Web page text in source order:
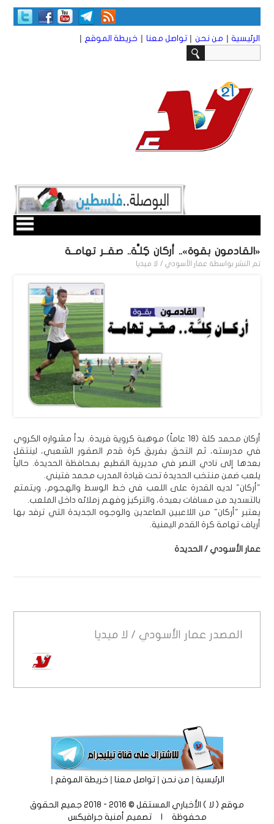
الرئيسية | من نحن | تواصل معنا | خريطة الموقع |
«القادمون بقوة».. أركان كِلـَّة.. صقــر تهامــة
تم النشر بواسطة عمار الأسودي / لا ميديا
أركان محمد كلة (18 عاماً) موهبة كروية فريدة. بدأ مشواره الكروي
في مدرسته، ثم التحق بفريق كرة قدم الصقور الشعبي، لينتقل
بعدها إلى نادي النصر في مديرية القطيع بمحافظة الحديدة. حالياً
يلعب ضمن منتخب الحديدة تحت قيادة المدرب محمد فتيني.
"أركان" لديه القدرة على اللعب في خط الوسط والهجوم، ويتمتع
بالتسديد من مسافات بعيدة، والتركيز وفهم زملائه داخل الملعب.
يعتبر "أركان" من اللاعبين الصاعدين والوجوه الجديدة التي ترفد بها
أرياف تهامة كرة القدم اليمنية.
عمار الأسودي / الحديدة
المصدر عمار الأسودي / لا ميديا
الرئيسية|من نحن|تواصل معنا|خريطة الموقع |
موقع ( لا ) الأخباري المستقل © 2016 - 2018 جميع الحقوق
محفوظة | تصميم
أمنية جرافيكس